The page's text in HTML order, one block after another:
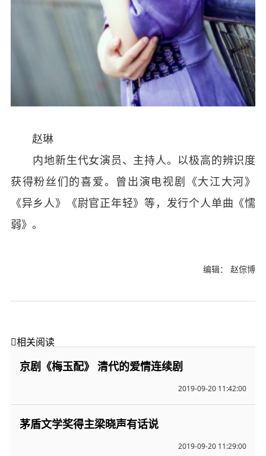
赵琳
内地新生代女演员、主持人。以极高的辨识度
获得粉丝们的喜爱。曾出演电视剧《大江大河》
《异乡人》《尉官正年轻》等，发行个人单曲《懦
弱》。
编辑： 赵倧博
相关阅读
京剧《梅玉配》 清代的爱情连续剧
2019-09-20 11:42:00
茅盾文学奖得主梁晓声有话说
2019-09-20 11:29:00